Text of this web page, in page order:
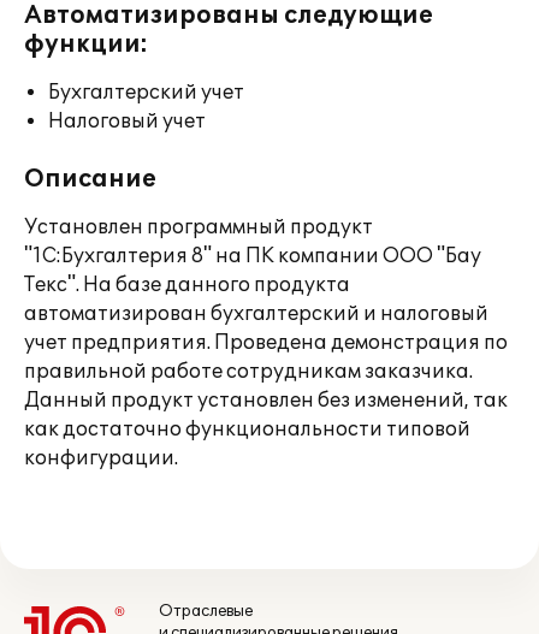
Автоматизированы следующие
функции:
Бухгалтерский учет
Налоговый учет
Описание
Установлен программный продукт
"1С:Бухгалтерия 8" на ПК компании ООО "Бау
Текс". На базе данного продукта
автоматизирован бухгалтерский и налоговый
учет предприятия. Проведена демонстрация по
правильной работе сотрудникам заказчика.
Данный продукт установлен без изменений, так
как достаточно функциональности типовой
конфигурации.
Отраслевые